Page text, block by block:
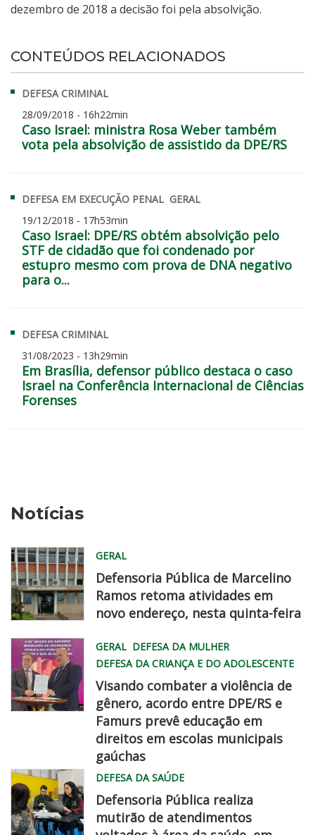
dezembro de 2018 a decisão foi pela absolvição.
CONTEÚDOS RELACIONADOS
DEFESA CRIMINAL
28/09/2018 - 16h22min
Caso Israel: ministra Rosa Weber também
vota pela absolvição de assistido da DPE/RS
DEFESA EM EXECUÇÃO PENAL GERAL
19/12/2018 - 17h53min
Caso Israel: DPE/RS obtém absolvição pelo
STF de cidadão que foi condenado por
estupro mesmo com prova de DNA negativo
para o...
DEFESA CRIMINAL
31/08/2023 - 13h29min
Em Brasília, defensor público destaca o caso
Israel na Conferência Internacional de Ciências
Forenses
Notícias
WhatsApp
Image
2026
08
06
22
PM
GERAL
Defensoria Pública de Marcelino
Ramos retoma atividades em
novo endereço, nesta quinta-feira
chegadisso
GERAL DEFESA DA MULHER
DEFESA DA CRIANÇA E DO ADOLESCENTE
Visando combater a violência de
gênero, acordo entre DPE/RS e
Famurs prevê educação em
direitos em escolas municipais
gaúchas
DEFESA DA SAÚDE
Defensoria Pública realiza
mutirão de atendimentos